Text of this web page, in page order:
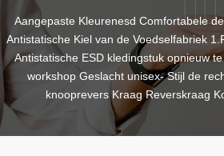
Aangepaste Kleurenesd Comfortabele
Antistatische Kiel van de Voedselfabriek
Antistatische ESD kledingstuk opnieuw
workshop Geslacht unisex- Stijl de
knooprevers Kraag Reverskraag